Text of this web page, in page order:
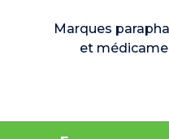
Marques
et